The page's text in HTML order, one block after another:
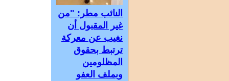
النائب مطر: "من
غير المقبول أن
نغيب عن معركة
ترتبط بحقوق
المظلومين
وبملف العفو